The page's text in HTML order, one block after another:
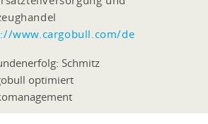
www.cargobull.com/de